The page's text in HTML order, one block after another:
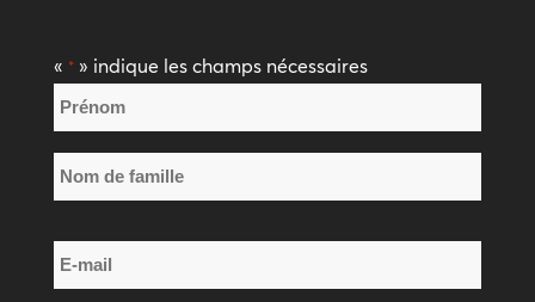
« *» indique les champs nécessaires
Nom
*
Prénom
de
E-
mail